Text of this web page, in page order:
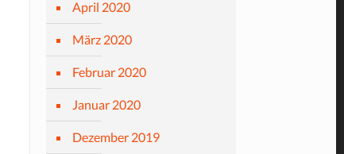
April 2020
März 2020
Februar 2020
Januar 2020
Dezember 2019